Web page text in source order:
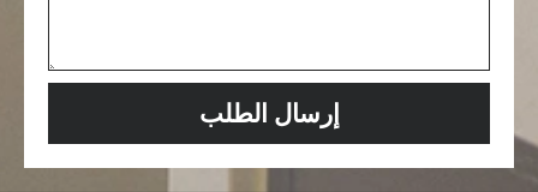
إرسال الطلب